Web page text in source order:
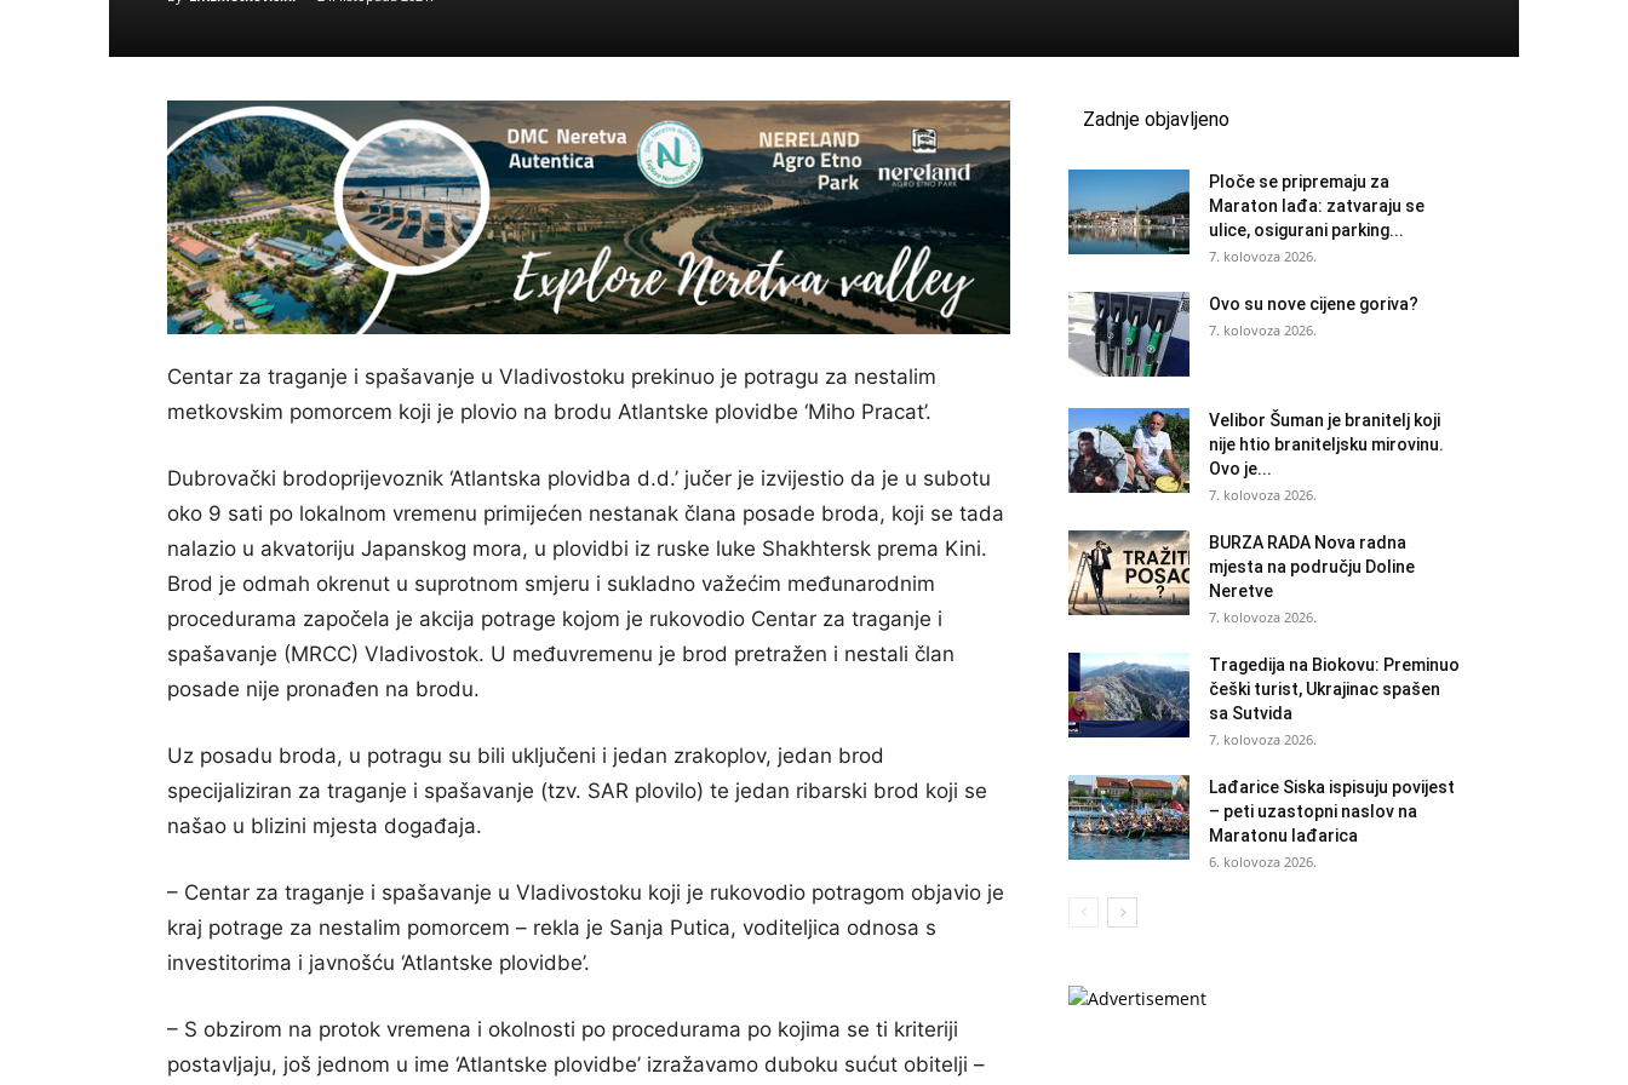
Centar za traganje i spašavanje u Vladivostoku prekinuo je potragu za nestalim
metkovskim pomorcem koji je plovio na brodu Atlantske plovidbe ‘Miho Pracat’.
Dubrovački brodoprijevoznik ‘Atlantska plovidba d.d.’ jučer je izvijestio da je u subotu
oko 9 sati po lokalnom vremenu primijećen nestanak člana posade broda, koji se tada
nalazio u akvatoriju Japanskog mora, u plovidbi iz ruske luke Shakhtersk prema Kini.
Brod je odmah okrenut u suprotnom smjeru i sukladno važećim međunarodnim
procedurama započela je akcija potrage kojom je rukovodio Centar za traganje i
spašavanje (MRCC) Vladivostok. U međuvremenu je brod pretražen i nestali član
posade nije pronađen na brodu.
Uz posadu broda, u potragu su bili uključeni i jedan zrakoplov, jedan brod
specijaliziran za traganje i spašavanje (tzv. SAR plovilo) te jedan ribarski brod koji se
našao u blizini mjesta događaja.
– Centar za traganje i spašavanje u Vladivostoku koji je rukovodio potragom objavio je
kraj potrage za nestalim pomorcem – rekla je Sanja Putica, voditeljica odnosa s
investitorima i javnošću ‘Atlantske plovidbe’.
– S obzirom na protok vremena i okolnosti po procedurama po kojima se ti kriteriji
postavljaju, još jednom u ime ‘Atlantske plovidbe’ izražavamo duboku sućut obitelji –
Zadnje objavljeno
Ploče se pripremaju za
Maraton lađa: zatvaraju se
ulice, osigurani parking...
7. kolovoza 2026.
Ovo su nove cijene goriva?
7. kolovoza 2026.
Velibor Šuman je branitelj koji
nije htio braniteljsku mirovinu.
Ovo je...
7. kolovoza 2026.
BURZA RADA Nova radna
mjesta na području Doline
Neretve
7. kolovoza 2026.
Tragedija na Biokovu: Preminuo
češki turist, Ukrajinac spašen
sa Sutvida
7. kolovoza 2026.
Lađarice Siska ispisuju povijest
– peti uzastopni naslov na
Maratonu lađarica
6. kolovoza 2026.